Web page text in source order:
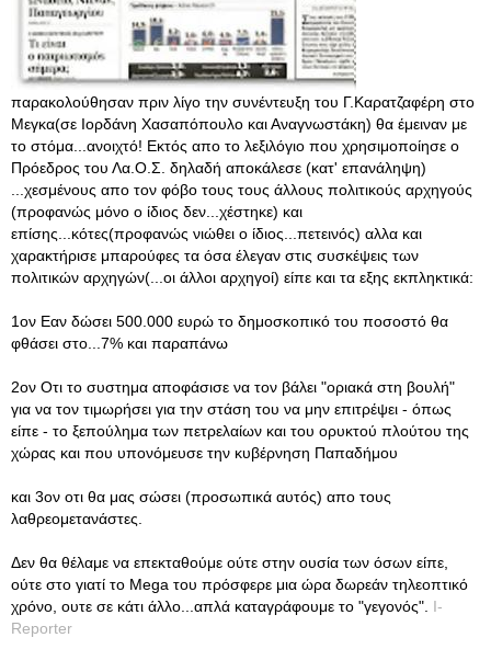
παρακολούθησαν πριν λίγο την συνέντευξη του Γ.Καρατζαφέρη στο
Μεγκα(σε Ιορδάνη Χασαπόπουλο και Αναγνωστάκη) θα έμειναν με
το στόμα...ανοιχτό! Εκτός απο το λεξιλόγιο που χρησιμοποίησε ο
Πρόεδρος του Λα.Ο.Σ. δηλαδή αποκάλεσε (κατ' επανάληψη)
...χεσμένους απο τον φόβο τους τους άλλους πολιτικούς αρχηγούς
(προφανώς μόνο ο ίδιος δεν...χέστηκε) και
επίσης...κότες(προφανώς νιώθει ο ίδιος...πετεινός) αλλα και
χαρακτήρισε μπαρούφες τα όσα έλεγαν στις συσκέψεις των
πολιτικών αρχηγών(...οι άλλοι αρχηγοί) είπε και τα εξης εκπληκτικά:
1ον Εαν δώσει 500.000 ευρώ το δημοσκοπικό του ποσοστό θα
φθάσει στο...7% και παραπάνω
2ον Οτι το συστημα αποφάσισε να τον βάλει "οριακά στη βουλή"
για να τον τιμωρήσει για την στάση του να μην επιτρέψει - όπως
είπε - το ξεπούλημα των πετρελαίων και του ορυκτού πλούτου της
χώρας και που υπονόμευσε την κυβέρνηση Παπαδήμου
και 3ον οτι θα μας σώσει (προσωπικά αυτός) απο τους
λαθρεομετανάστες.
Δεν θα θέλαμε να επεκταθούμε ούτε στην ουσία των όσων είπε,
ούτε στο γιατί το Mega του πρόσφερε μια ώρα δωρεάν τηλεοπτικό
χρόνο, ουτε σε κάτι άλλο...απλά καταγράφουμε το "γεγονός". I-
Reporter